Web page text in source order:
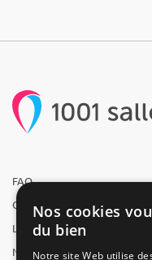
FAQ
Qui sommes-nous ?
L'équipe
Nous recrutons
Nos cookies
du bien
Notre site Web utilise